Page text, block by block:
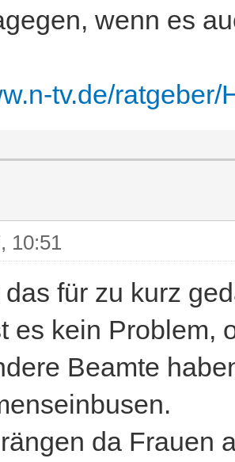
wenn es
tv.de/ratgeber/
10:51
das für zu kurz
es kein Problem,
Beamte
da Frauen